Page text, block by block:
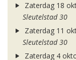
Zaterdag 18
Sleutelstad 30
Zaterdag 11
Sleutelstad 30
Zaterdag 4